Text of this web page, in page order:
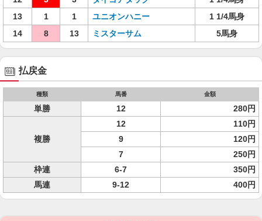
13
1 1 ユニオンハニー
1 1/4馬身
14
8 13 ミスターサム 5馬身
払戻金
種類 馬番 金額
単勝 12 280円
複勝
12
110円
9
120円
7
250円
枠連
6-7
350円
馬連
9-12 400円